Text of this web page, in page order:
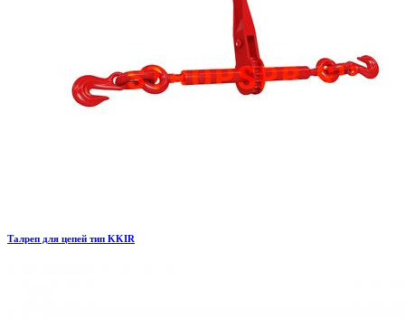
Талреп для цепей тип KKIR